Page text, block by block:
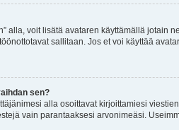
alla, voit lisätä avataren käyttämällä jotain
sallitaan. Jos et voi käyttää
sen?
alla osoittavat kirjoittamiesi
vain parantaaksesi arvonimeäsi.